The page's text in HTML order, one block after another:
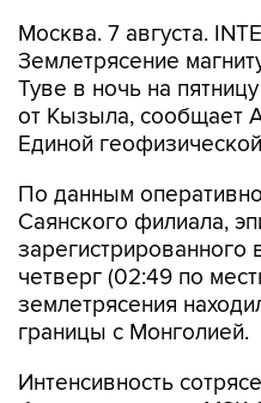
Москва. 7 августа.
Землетрясение
Туве в ночь на
от Кызыла, сообщает
Единой
По данным
Саянского филиала,
четверг (02:49 по
землетрясения
границы с Монголией.
Интенсивность